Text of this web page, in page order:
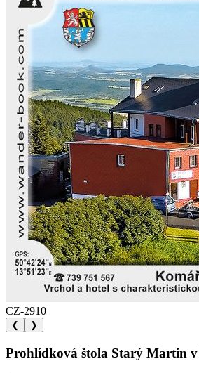
CZ-2910
❮ ❯
Prohlídková štola Starý Martin